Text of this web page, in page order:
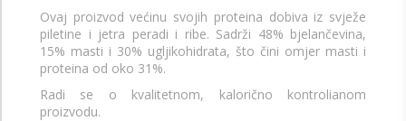
Ovaj proizvod većinu svojih proteina dobiva iz svježe
piletine i jetra peradi i ribe. Sadrži 48% bjelančevina,
15% masti i 30% ugljikohidrata, što čini omjer masti i
proteina od oko 31%.
Radi se o kvalitetnom, kalorično kontrolianom
proizvodu.